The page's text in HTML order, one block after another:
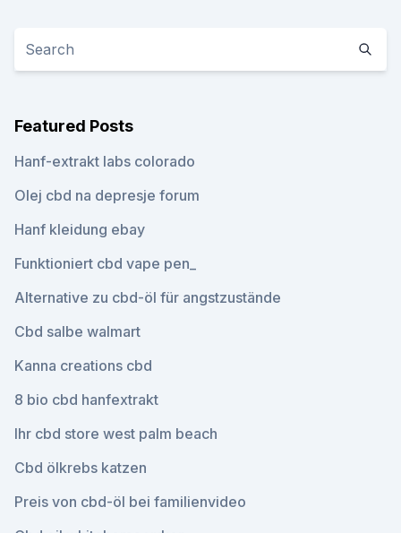
Featured Posts
Hanf-extrakt labs colorado
Olej cbd na depresje forum
Hanf kleidung ebay
Funktioniert cbd vape pen_
Alternative zu cbd-öl für angstzustände
Cbd salbe walmart
Kanna creations cbd
8 bio cbd hanfextrakt
Ihr cbd store west palm beach
Cbd ölkrebs katzen
Preis von cbd-öl bei familienvideo